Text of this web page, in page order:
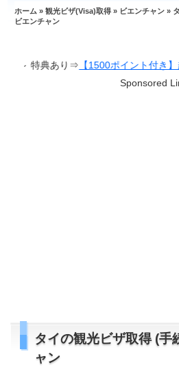
ホーム »観光ビザ(Visa)取得 » ビエンチャン »
ビエンチャン
ト付き】超RIZIN / 湘南美容クリニック
Sponsored
タイの観光ビザ取得 (手
ャン